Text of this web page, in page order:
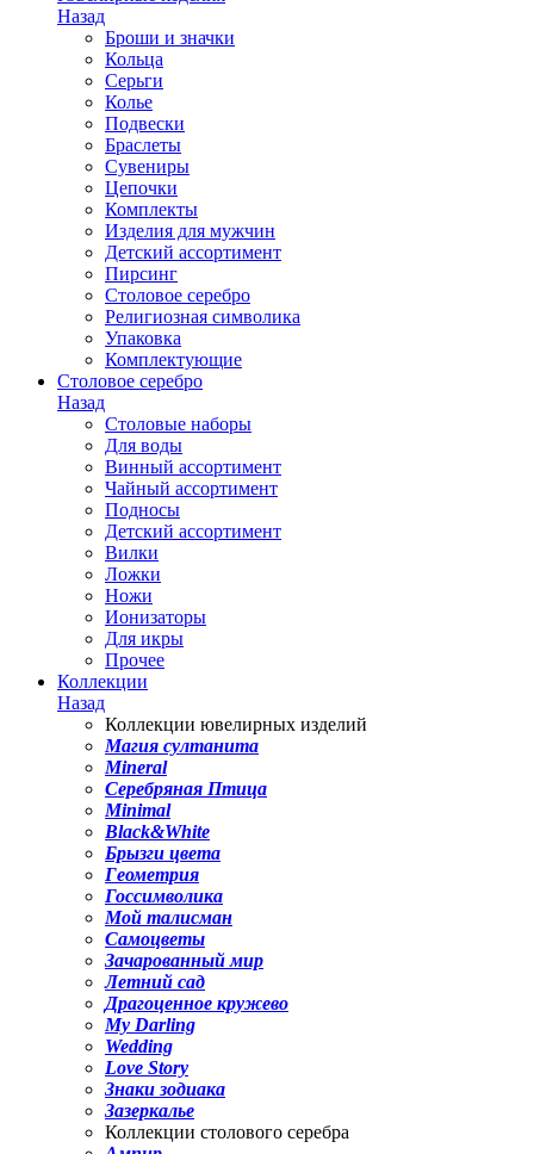
Назад
Броши и значки
Кольца
Серьги
Колье
Подвески
Браслеты
Сувениры
Цепочки
Комплекты
Изделия для мужчин
Детский ассортимент
Пирсинг
Столовое серебро
Религиозная символика
Упаковка
Комплектующие
Столовое серебро
Назад
Столовые наборы
Для воды
Винный ассортимент
Чайный ассортимент
Подносы
Детский ассортимент
Вилки
Ложки
Ножи
Ионизаторы
Для икры
Прочее
Коллекции
Назад
Коллекции ювелирных изделий
Магия султанита
Mineral
Серебряная Птица
Minimal
Black&White
Брызги цвета
Геометрия
Госсимволика
Мой талисман
Самоцветы
Зачарованный мир
Летний сад
Драгоценное кружево
My Darling
Wedding
Love Story
Знаки зодиака
Зазеркалье
Коллекции столового серебра